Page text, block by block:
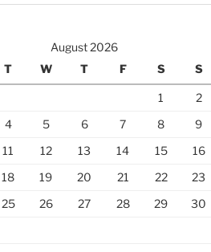
August 2026
T W T F S S
1
2
4 5 6 7 8
9
11 12 13 14 15
16
18 19 20 21 22
23
25 26 27 28 29
30